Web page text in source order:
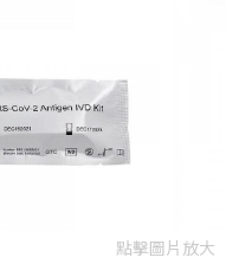
點擊圖片放大